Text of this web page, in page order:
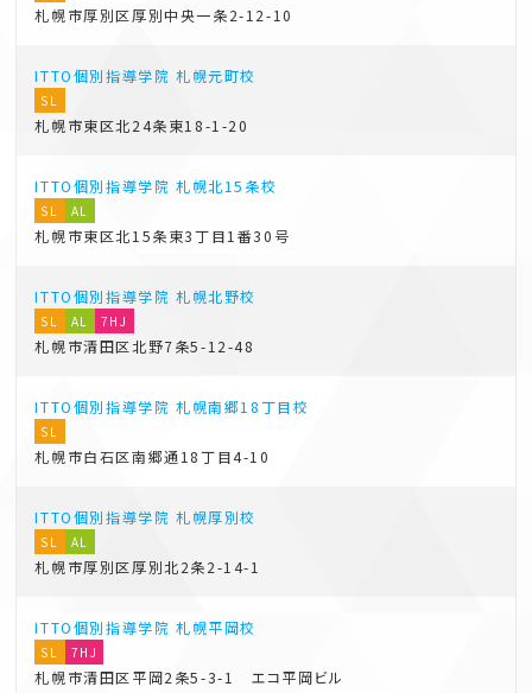
札幌市厚別区厚別中央一条2-12-10
ITTO個別指導学院 札幌元町校
SL
札幌市東区北24条東18-1-20
ITTO個別指導学院 札幌北15条校
SL AL
札幌市東区北15条東3丁目1番30号
ITTO個別指導学院 札幌北野校
SL AL 7HJ
札幌市清田区北野7条5-12-48
ITTO個別指導学院 札幌南郷18丁目校
SL
札幌市白石区南郷通18丁目4-10
ITTO個別指導学院 札幌厚別校
SL AL
札幌市厚別区厚別北2条2-14-1
ITTO個別指導学院 札幌平岡校
SL 7HJ
札幌市清田区平岡2条5-3-1 エコ平岡ビル